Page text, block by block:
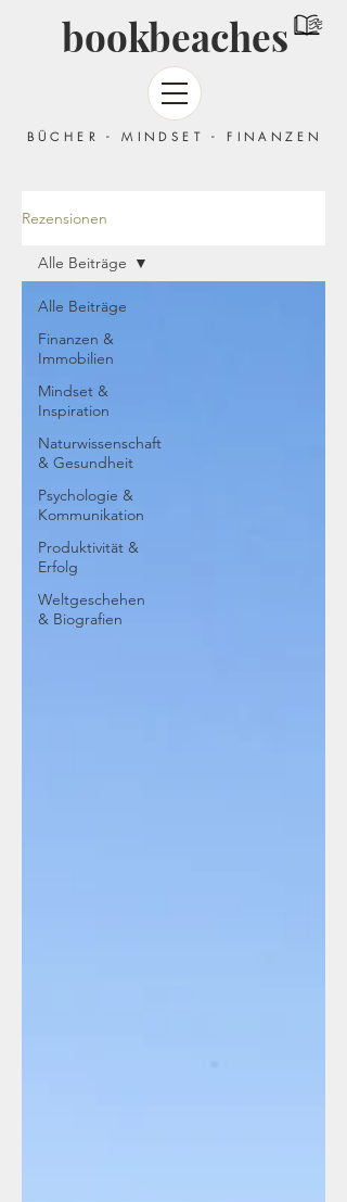
bookbeaches
BÜCHER - MINDSET - FINANZEN
Rezensionen
Alle Beiträge
Finanzen &
Immobilien
Mindset &
Inspiration
Naturwissenschaft
& Gesundheit
Psychologie &
Kommunikation
Produktivität &
Erfolg
Weltgeschehen
& Biografien
Alle Beiträge